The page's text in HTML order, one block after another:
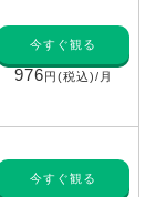
今すぐ観る
976円(税込)/月
今すぐ観る